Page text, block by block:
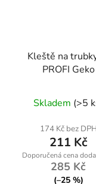
Kleště na
PROFI Geko
Skladem (>5
174 Kč bez DPH
211 Kč
285 Kč
(–25 %)